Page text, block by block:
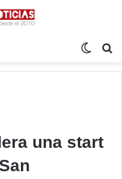
una start